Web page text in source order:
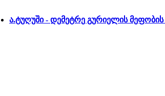
ა.ტუღუში - დემეტრე გურიელის